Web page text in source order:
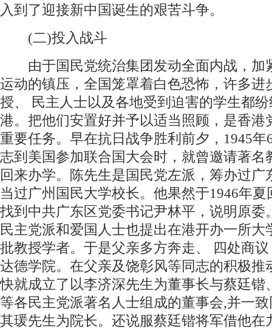
入到了迎接新中国诞生的艰苦斗争。
(二)投入战斗
由于国民党统治集团发动全面内战，加
运动的镇压，全国笼罩着白色恐怖，许多进
授、 民主人士以及各地受到迫害的学生都
港。把他们安置好并予以适当照顾，是香港
重要任务。早在抗日战争胜利前夕，1945年
志到美国参加联合国大会时，就曾邀请著名
回来办学。陈先生是国民党左派，筹办过广
当过广州国民大学校长。他果然于1946年夏
找到中共广东区党委书记尹林平，说明原委
民主党派和爱国人士也提出在港开办一所大
批教授学者。于是父亲多方奔走、 四处商
达德学院。在父亲及饶彰风等同志的积极推
快就成立了以李济深先生为董事长与蔡廷锴
等各民主党派著名人士组成的董事会,并一
其瑗先生为院长。还说服蔡廷锴将军借他在